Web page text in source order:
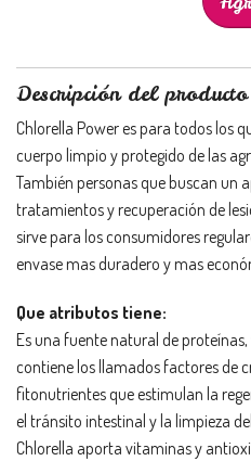
Descripción del producto
Chlorella Power es para todos los
cuerpo limpio y protegido de las
También personas que buscan un
tratamientos y recuperación de
sirve para los consumidores
envase mas duradero y mas
Que atributos tiene:
Es una fuente natural de
contiene los llamados factores de
fitonutrientes que estimulan la
el tránsito intestinal y la limpieza
Chlorella aporta vitaminas y